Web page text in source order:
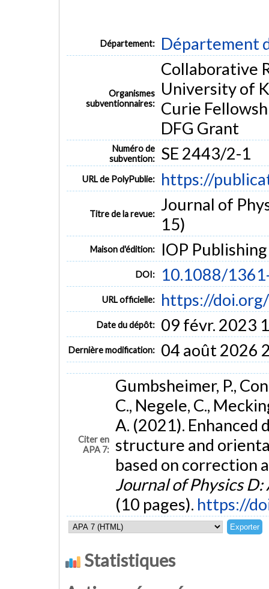
Département: Département
Organismes
subventionnaires:
Collaborative
University of
Curie
DFG Grant
Numéro de
subvention:
SE 2443/2-1
URL de PolyPublie: https://
Titre de la revue: Journal of
15)
Maison d'édition: IOP Publishing
DOI: 10.1088/
URL officielle: https://
Date du dépôt: 09 févr. 2023
Dernière modification: 04 août 2026
Citer en
APA 7:
Gumbsheimer, P.,
C., Negele, C.,
A. (2021).
structure and
based on correction
Journal of Physics
(10 pages). https://
Statistiques